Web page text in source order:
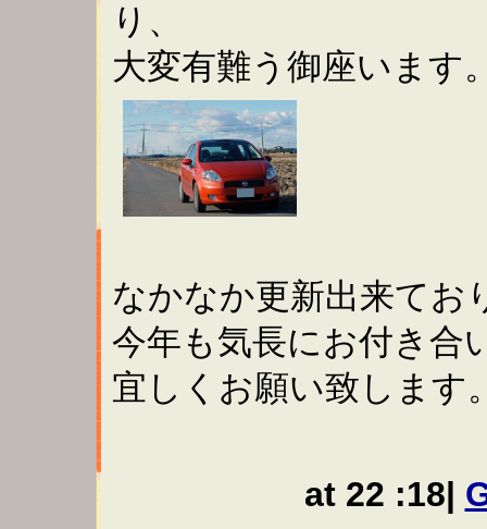
り、
大変有難う御座います
なかなか更新出来てお
今年も気長にお付き合
宜しくお願い致します
at 22 :18|